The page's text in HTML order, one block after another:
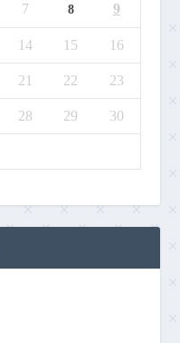
7 8 9
14 15 16
21 22 23
28 29 30